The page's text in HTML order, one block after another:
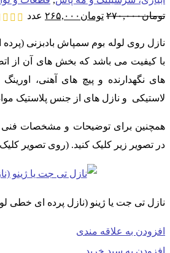
تومان۲۷۰,۰۰۰ قیمت
تومان۲۷۰,۰۰۰
بود.
تومان ۲۶۵,۰۰۰قیمت
تومان۲۶۵,۰۰۰.
عدد
نازل روی لوله بوم سمپاش بادبزنی
با کیفیت می باشد که بخش های آن از
های نگهدارنده و پیچ های آهنی،
لاستیکی و نازل های از جنس پلاستیک
همچنین برای توضیحات و مشخصات فنی
در تصویر زیر کلیک کنید. (روی تصویر کلیک
نازل تی جت یا ژینو (نازل پرده ای خطی
افزودن به علاقه مندی
افزودن به سبد خرید